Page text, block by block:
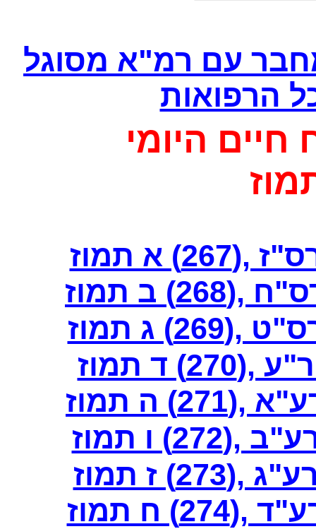
עם רמ"א מסוגל
הרפואות
חיים היומי
א תמוז
ב תמוז
ג תמוז
ד תמוז
ה תמוז
ו תמוז
ז תמוז
ח תמוז